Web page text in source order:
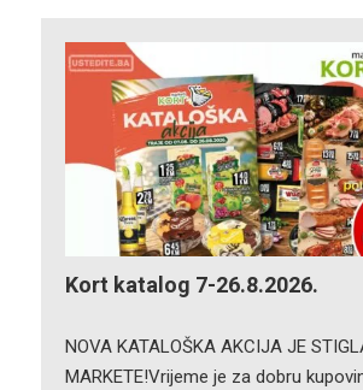
Kort katalog 7-26.8.2026.
NOVA KATALOŠKA AKCIJA JE
MARKETE!Vrijeme je za dobru